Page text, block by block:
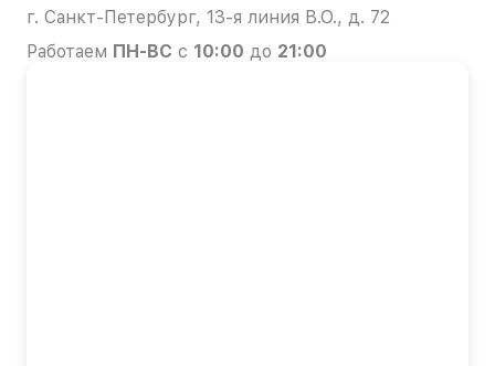
г. Санкт-Петербург, 13-я линия В.О., д. 72
Работаем ПН-ВС с 10:00 до 21:00